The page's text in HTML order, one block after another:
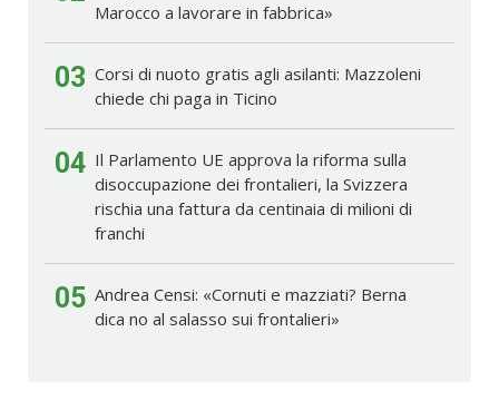
Marocco a lavorare in fabbrica»
03 Corsi di nuoto gratis agli asilanti: Mazzoleni
chiede chi paga in Ticino
04 Il Parlamento UE approva la riforma sulla
disoccupazione dei frontalieri, la Svizzera
rischia una fattura da centinaia di milioni di
franchi
05 Andrea Censi: «Cornuti e mazziati? Berna
dica no al salasso sui frontalieri»